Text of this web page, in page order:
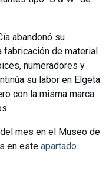
abandonó su
fabricación de material
numeradores y
su labor en Elgeta
con la misma marca
mes en el Museo de
en este apartado.